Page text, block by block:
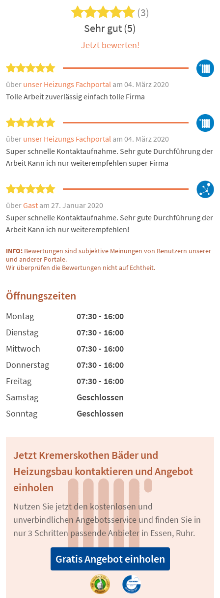
(3)
Sehr gut (5)
Jetzt bewerten!
über unser Heizungs Fachportal am 04. März 2020
Tolle Arbeit zuverlässig einfach tolle Firma
über unser Heizungs Fachportal am 04. März 2020
Super schnelle Kontaktaufnahme. Sehr gute Durchführung der
Arbeit Kann ich nur weiterempfehlen super Firma
überGast am 27. Januar 2020
Super schnelle Kontaktaufnahme. Sehr gute Durchführung der
Arbeit Kann ich nur weiterempfehlen!
INFO: Bewertungen sind subjektive Meinungen von Benutzern unserer
und anderer Portale.
Wir überprüfen die Bewertungen nicht auf Echtheit.
Öffnungszeiten
Montag
07:30 - 16:00
Dienstag
07:30 - 16:00
Mittwoch
07:30 - 16:00
Donnerstag
07:30 - 16:00
Freitag
07:30 - 16:00
Samstag
Geschlossen
Sonntag
Geschlossen
Jetzt Kremerskothen Bäder und
Heizungsbau kontaktieren und Angebot
einholen
Nutzen Sie jetzt den kostenlosen und
unverbindlichen Angebotsservice und finden Sie in
nur 3 Schritten passende Anbieter in Essen, Ruhr.
Gratis Angebot einholen